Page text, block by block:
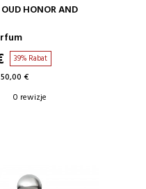
DO KOSZYKA
HONOR AND
39% Rabat
€
0 rewizje